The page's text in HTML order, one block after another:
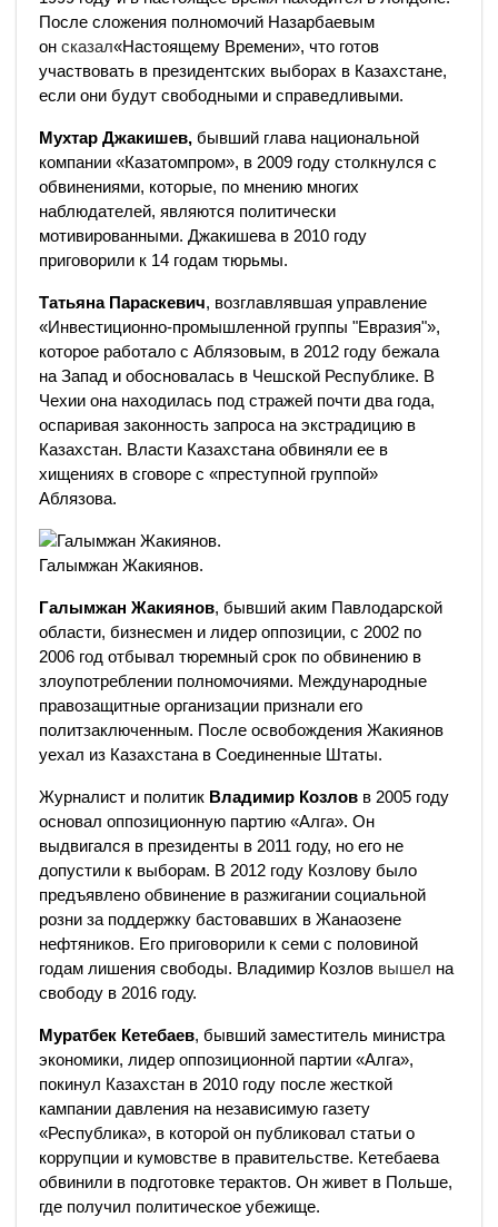
После сложения полномочий Назарбаевым
он сказал«Настоящему Времени», что готов
участвовать в президентских выборах в Казахстане,
если они будут свободными и справедливыми.
Мухтар Джакишев, бывший глава национальной
компании «Казатомпром», в 2009 году столкнулся с
обвинениями, которые, по мнению многих
наблюдателей, являются политически
мотивированными. Джакишева в 2010 году
приговорили к 14 годам тюрьмы.
Татьяна Параскевич, возглавлявшая управление
«Инвестиционно-промышленной группы "Евразия"»,
которое работало с Аблязовым, в 2012 году бежала
на Запад и обосновалась в Чешской Республике. В
Чехии она находилась под стражей почти два года,
оспаривая законность запроса на экстрадицию в
Казахстан. Власти Казахстана обвиняли ее в
хищениях в сговоре с «преступной группой»
Аблязова.
Галымжан Жакиянов.
Галымжан Жакиянов, бывший аким Павлодарской
области, бизнесмен и лидер оппозиции, с 2002 по
2006 год отбывал тюремный срок по обвинению в
злоупотреблении полномочиями. Международные
правозащитные организации признали его
политзаключенным. После освобождения Жакиянов
уехал из Казахстана в Соединенные Штаты.
Журналист и политик Владимир Козлов в 2005 году
основал оппозиционную партию «Алга». Он
выдвигался в президенты в 2011 году, но его не
допустили к выборам. В 2012 году Козлову было
предъявлено обвинение в разжигании социальной
розни за поддержку бастовавших в Жанаозене
нефтяников. Его приговорили к семи с половиной
годам лишения свободы. Владимир Козлов вышел на
свободу в 2016 году.
Муратбек Кетебаев, бывший заместитель министра
экономики, лидер оппозиционной партии «Алга»,
покинул Казахстан в 2010 году после жесткой
кампании давления на независимую газету
«Республика», в которой он публиковал статьи о
коррупции и кумовстве в правительстве. Кетебаева
обвинили в подготовке терактов. Он живет в Польше,
где получил политическое убежище.